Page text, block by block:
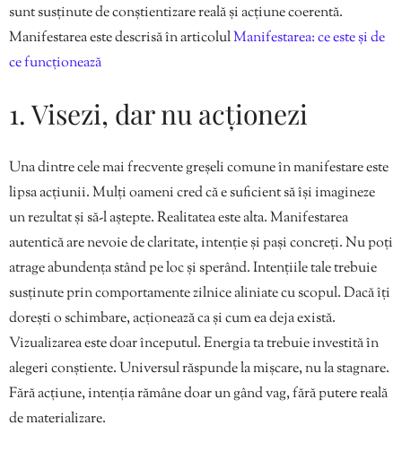
sunt susținute de conștientizare reală și acțiune coerentă.
Manifestarea este descrisă în articolulManifestarea: ce este și de
ce funcționează
1. Visezi, dar nu acționezi
Una dintre cele mai frecvente greșeli comune în manifestare este
lipsa acțiunii. Mulți oameni cred că e suficient să își imagineze
un rezultat și să-l aștepte. Realitatea este alta. Manifestarea
autentică are nevoie de claritate, intenție și pași concreți. Nu poți
atrage abundența stând pe loc și sperând. Intențiile tale trebuie
susținute prin comportamente zilnice aliniate cu scopul. Dacă îți
dorești o schimbare, acționează ca și cum ea deja există.
Vizualizarea este doar începutul. Energia ta trebuie investită în
alegeri conștiente. Universul răspunde la mișcare, nu la stagnare.
Fără acțiune, intenția rămâne doar un gând vag, fără putere reală
de materializare.